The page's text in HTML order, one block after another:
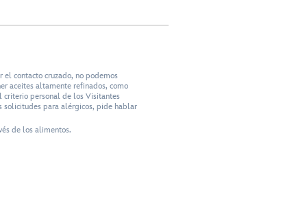
contacto cruzado, no podemos
aceites altamente refinados, como
criterio personal de los Visitantes
solicitudes para alérgicos, pide hablar
de los alimentos.